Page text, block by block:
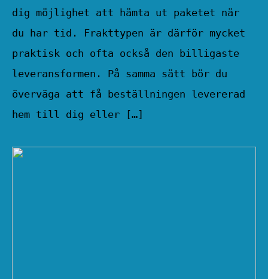
dig möjlighet att hämta ut paketet när
du har tid. Frakttypen är därför mycket
praktisk och ofta också den billigaste
leveransformen. På samma sätt bör du
överväga att få beställningen levererad
hem till dig eller […]